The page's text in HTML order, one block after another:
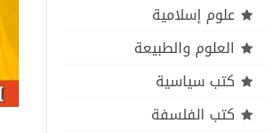
علوم إسلامية
العلوم والطبيعة
كتب سياسية
كتب الفلسفة